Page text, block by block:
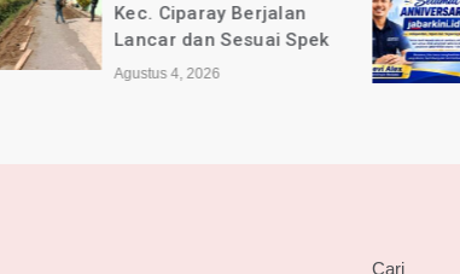
Kec. Ciparay Berjalan
Lancar dan Sesuai Spek
Agustus 4, 2026
Cari